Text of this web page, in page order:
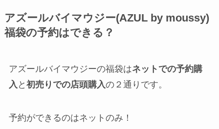
アズールバイマウジー(AZUL by moussy)
福袋の予約はできる？
アズールバイマウジーの福袋はネットでの予約購
入 と 初売りでの店頭購入の２通りです。
予約ができるのはネットのみ！